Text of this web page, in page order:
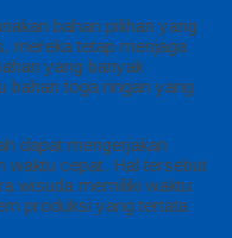
bahan pilihan yang
mereka tetap menjaga
yang banyak
bahan toga ringan yang
dapat mengerjakan
waktu cepat. Hal tersebut
wisuda memiliki waktu
produksi yang tertata